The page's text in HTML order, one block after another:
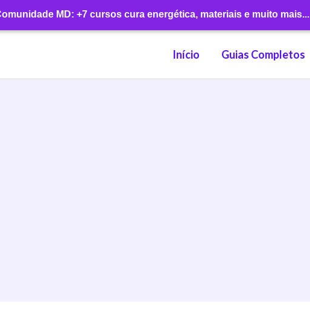
MD: +7 cursos cura energética, materiais e muito mais...
Início Guias Completos